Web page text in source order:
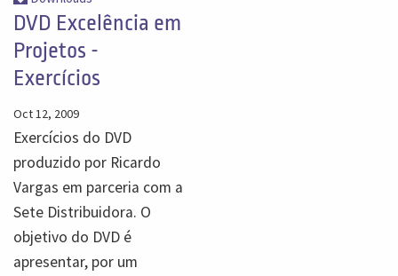
DVD Excelência em
Projetos -
Exercícios
Oct 12, 2009
Exercícios do DVD
produzido por Ricardo
Vargas em parceria com a
Sete Distribuidora. O
objetivo do DVD é
apresentar, por um